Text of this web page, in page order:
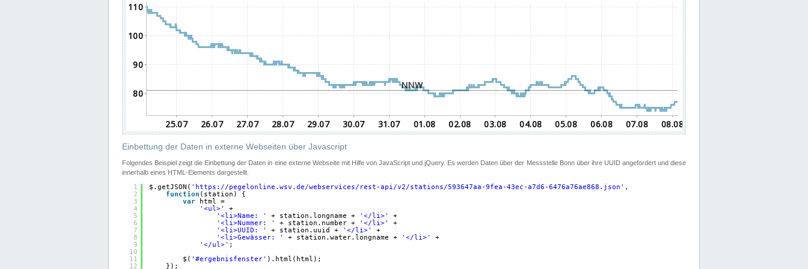
Einbettung der Daten in externe Webseiten über Javascript
Folgendes Beispiel zeigt die Einbettung der Daten in eine externe Webseite mit Hilfe von JavaScript und jQuery. Es werden Daten über der Messstelle Bonn über ihre UUID angefordert und diese
innerhalb eines HTML-Elements dargestellt.
1
2
3
4
5
6
7
8
9
10
11
12
$.getJSON( ' https://pegelonline.wsv.de/webservices/rest-api/v2/stations/593647aa-9fea-43ec-a7d6-6476a76ae868.json ' ,
function (station) {
var
html =
'<ul>'
+
'<li>Name: '
+ station.longname + '</li>'
+
'<li>Nummer: '
+ station.number + '</li>'
+
'<li>UUID: '
+ station.uuid + '</li>'
+
'<li>Gewässer: '
+ station.water.longname + '</li>'
+
'</ul>' ;
$( '#ergebnisfenster' ).html(html);
});